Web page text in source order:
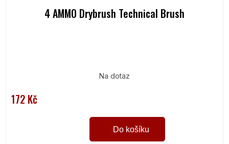
4 AMMO Drybrush Technical Brush
Na dotaz
172 Kč
Do košíku